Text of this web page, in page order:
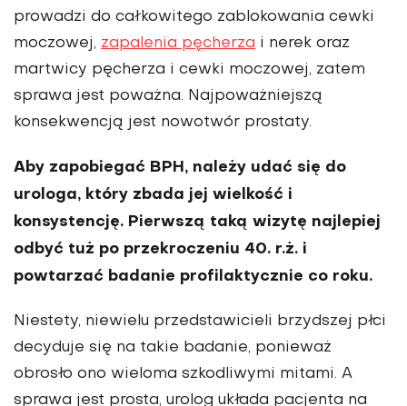
prowadzi do całkowi­tego zablokowania cewki
moczowej, zapalenia pęcherza i nerek oraz
martwi­cy pęcherza i cewki moczowej, zatem
sprawa jest poważna. Najpoważniejszą
konsekwencją jest nowotwór prostaty.
Aby zapobiegać BPH, należy udać się do
urologa, który zbada jej wielkość i
konsystencję. Pierwszą taką wizytę najlepiej
odbyć tuż po przekroczeniu 40. r.ż. i
powtarzać badanie profilaktycz­nie co roku.
Niestety, niewielu przed­stawicieli brzydszej płci
decyduje się na takie badanie, ponieważ
obrosło ono wieloma szkodliwymi mitami. A
spra­wa jest prosta, urolog układa pacjenta na